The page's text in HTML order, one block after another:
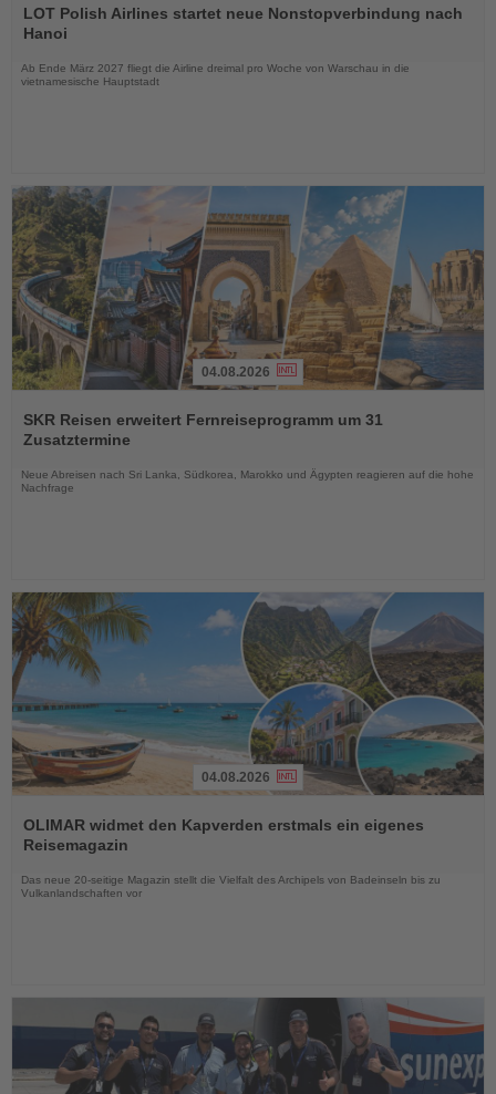
Sie
die
LOT Polish Airlines startet neue Nonstopverbindung nach
Hanoi
Ab Ende März 2027 fliegt die Airline dreimal pro Woche von Warschau in die
vietnamesische Hauptstadt
Sie
die
04.08.2026
SKR Reisen erweitert Fernreiseprogramm um 31
Zusatztermine
Neue Abreisen nach Sri Lanka, Südkorea, Marokko und Ägypten reagieren auf die hohe
Nachfrage
Sie
die
Nachrichten
04.08.2026
OLIMAR widmet den Kapverden erstmals ein eigenes
Reisemagazin
Das neue 20-seitige Magazin stellt die Vielfalt des Archipels von Badeinseln bis zu
Vulkanlandschaften vor